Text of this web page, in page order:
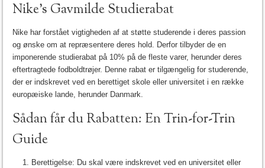
Nike’s Gavmilde Studierabat
Nike har forstået vigtigheden af at støtte studerende i deres passion
og ønske om at repræsentere deres hold. Derfor tilbyder de en
imponerende studierabat på 10% på de fleste varer, herunder deres
eftertragtede fodboldtrøjer. Denne rabat er tilgængelig for studerende,
der er indskrevet ved en berettiget skole eller universitet i en række
europæiske lande, herunder Danmark.
Sådan får du Rabatten: En Trin-for-Trin
Guide
Berettigelse: Du skal være indskrevet ved en universitet eller